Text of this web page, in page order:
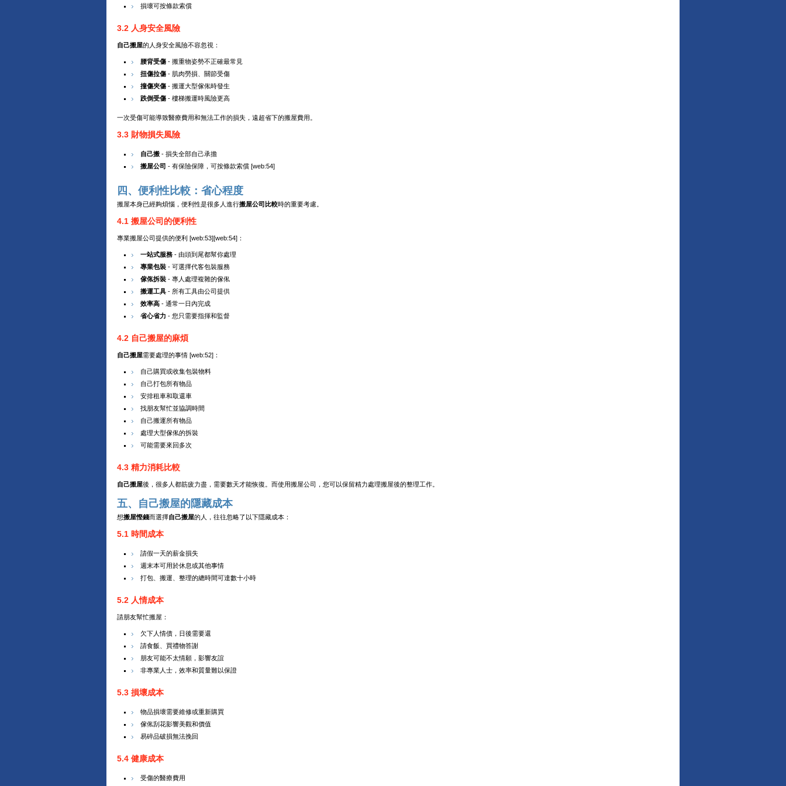
損壞可按條款索償
3.2 人身安全風險
自己搬屋的人身安全風險不容忽視：
腰背受傷 - 搬重物姿勢不正確最常見
扭傷拉傷 - 肌肉勞損、關節受傷
撞傷夾傷 - 搬運大型傢俬時發生
跌倒受傷 - 樓梯搬運時風險更高
一次受傷可能導致醫療費用和無法工作的損失，遠超省下的搬屋費用。
3.3 財物損失風險
自己搬 - 損失全部自己承擔
搬屋公司 - 有保險保障，可按條款索償 [web:54]
四、便利性比較：省心程度
搬屋本身已經夠煩惱，便利性是很多人進行搬屋公司比較時的重要考慮。
4.1 搬屋公司的便利性
專業搬屋公司提供的便利 [web:53][web:54]：
一站式服務 - 由頭到尾都幫你處理
專業包裝 - 可選擇代客包裝服務
傢俬拆裝 - 專人處理複雜的傢俬
搬運工具 - 所有工具由公司提供
效率高 - 通常一日內完成
省心省力 - 您只需要指揮和監督
4.2 自己搬屋的麻煩
自己搬屋需要處理的事情 [web:52]：
自己購買或收集包裝物料
自己打包所有物品
安排租車和取還車
找朋友幫忙並協調時間
自己搬運所有物品
處理大型傢俬的拆裝
可能需要來回多次
4.3 精力消耗比較
自己搬屋後，很多人都筋疲力盡，需要數天才能恢復。而使用搬屋公司，您可以保留精力處理搬屋後的整理工作。
五、自己搬屋的隱藏成本
想搬屋慳錢而選擇自己搬屋的人，往往忽略了以下隱藏成本：
5.1 時間成本
請假一天的薪金損失
週末本可用於休息或其他事情
打包、搬運、整理的總時間可達數十小時
5.2 人情成本
請朋友幫忙搬屋：
欠下人情債，日後需要還
請食飯、買禮物答謝
朋友可能不太情願，影響友誼
非專業人士，效率和質量難以保證
5.3 損壞成本
物品損壞需要維修或重新購買
傢俬刮花影響美觀和價值
易碎品破損無法挽回
5.4 健康成本
受傷的醫療費用